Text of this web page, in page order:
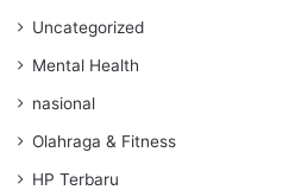
Uncategorized
Mental Health
nasional
Olahraga & Fitness
HP Terbaru